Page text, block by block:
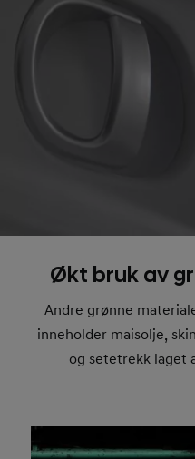
Økt bruk av
Andre grønne
inneholder maisolje,
og setetrekk laget